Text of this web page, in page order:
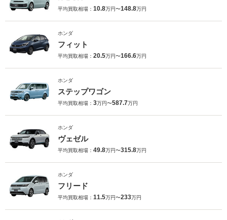
平均買取相場： 10.8万円〜148.8万円
ホンダ
フィット
平均買取相場： 20.5万円〜166.6万円
ホンダ
ステップワゴン
平均買取相場： 3万円〜587.7万円
ホンダ
ヴェゼル
平均買取相場： 49.8万円〜315.8万円
ホンダ
フリード
平均買取相場： 11.5万円〜233万円